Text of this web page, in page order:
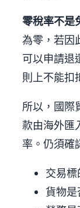
零稅率不是
為零，若因
可以申請退
則上不能扣
所以，國際
款由海外匯
率。仍須確
交易標
貨物是